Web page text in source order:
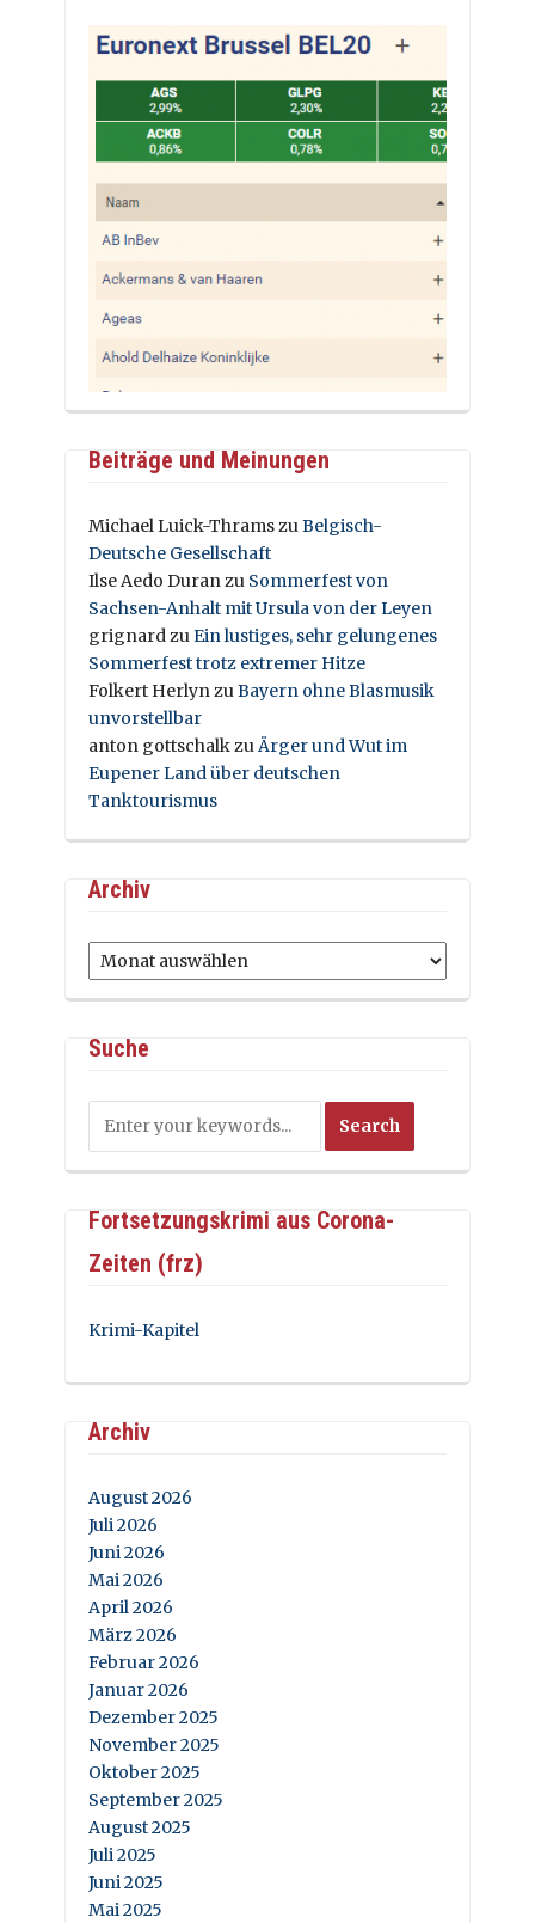
Beiträge und Meinungen
Michael Luick-ThramszuBelgisch-
Deutsche Gesellschaft
Ilse Aedo Duranzu Sommerfest von
Sachsen-Anhalt mit Ursula von der Leyen
grignardzuEin lustiges, sehr gelungenes
Sommerfest trotz extremer Hitze
Folkert HerlynzuBayern ohne Blasmusik
unvorstellbar
anton gottschalkzuÄrger und Wut im
Eupener Land über deutschen
Tanktourismus
Archiv
Archiv
Suche
Fortsetzungskrimi aus Corona-
Zeiten (frz)
Krimi-Kapitel
Archiv
August 2026
Juli 2026
Juni 2026
Mai 2026
April 2026
März 2026
Februar 2026
Januar 2026
Dezember 2025
November 2025
Oktober 2025
September 2025
August 2025
Juli 2025
Juni 2025
Mai 2025